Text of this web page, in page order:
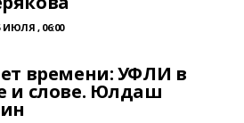
ИЮЛЯ , 06:00
времени: УФЛИ в
и слове. Юлдаш